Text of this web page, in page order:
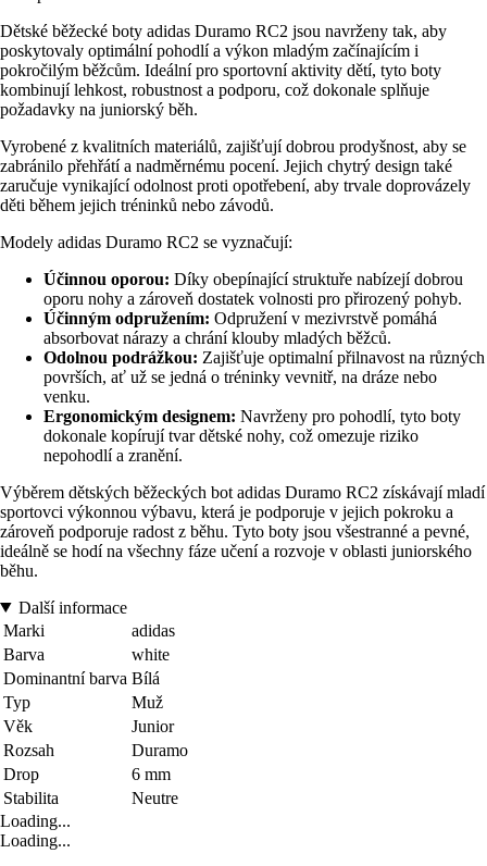
Dětské běžecké boty adidas Duramo RC2 jsou navrženy tak, aby
poskytovaly optimální pohodlí a výkon mladým začínajícím i
pokročilým běžcům. Ideální pro sportovní aktivity dětí, tyto boty
kombinují lehkost, robustnost a podporu, což dokonale splňuje
požadavky na juniorský běh.
Vyrobené z kvalitních materiálů, zajišťují dobrou prodyšnost, aby se
zabránilo přehřátí a nadměrnému pocení. Jejich chytrý design také
zaručuje vynikající odolnost proti opotřebení, aby trvale doprovázely
děti během jejich tréninků nebo závodů.
Modely adidas Duramo RC2 se vyznačují:
Účinnou oporou: Díky obepínající struktuře nabízejí dobrou
oporu nohy a zároveň dostatek volnosti pro přirozený pohyb.
Účinným odpružením: Odpružení v mezivrstvě pomáhá
absorbovat nárazy a chrání klouby mladých běžců.
Odolnou podrážkou: Zajišťuje optimalní přilnavost na různých
površích, ať už se jedná o tréninky vevnitř, na dráze nebo
venku.
Ergonomickým designem: Navrženy pro pohodlí, tyto boty
dokonale kopírují tvar dětské nohy, což omezuje riziko
nepohodlí a zranění.
Výběrem dětských běžeckých bot adidas Duramo RC2 získávají mladí
sportovci výkonnou výbavu, která je podporuje v jejich pokroku a
zároveň podporuje radost z běhu. Tyto boty jsou všestranné a pevné,
ideálně se hodí na všechny fáze učení a rozvoje v oblasti juniorského
běhu.
Další informace
Marki
adidas
Barva
white
Dominantní barva Bílá
Typ
Muž
Věk
Junior
Rozsah
Duramo
Drop
6 mm
Stabilita
Neutre
Loading...
Loading...